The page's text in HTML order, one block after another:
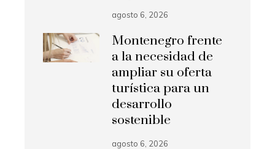
agosto 6, 2026
Montenegro frente
a la necesidad de
ampliar su oferta
turística para un
desarrollo
sostenible
agosto 6, 2026